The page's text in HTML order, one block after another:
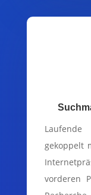
gekoppelt
vorderen